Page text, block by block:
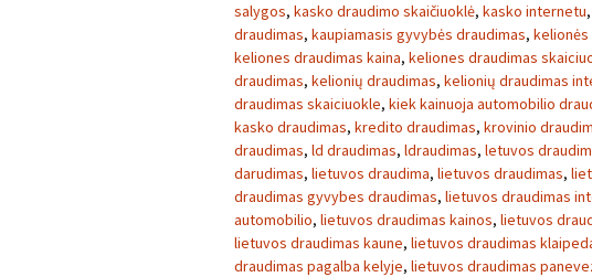
salygos, kasko draudimo skaičiuoklė, kasko internetu,
draudimas, kaupiamasis gyvybės draudimas, kelionės
keliones draudimas kaina, keliones draudimas
draudimas, kelionių draudimas, kelionių draudimas
draudimas skaiciuokle, kiek kainuoja automobilio
kasko draudimas, kredito draudimas, krovinio
draudimas, ld draudimas, ldraudimas, letuvos
darudimas, lietuvos draudima, lietuvos draudimas,
draudimas gyvybes draudimas, lietuvos draudimas
automobilio, lietuvos draudimas kainos, lietuvos
lietuvos draudimas kaune, lietuvos draudimas
draudimas pagalba kelyje, lietuvos draudimas